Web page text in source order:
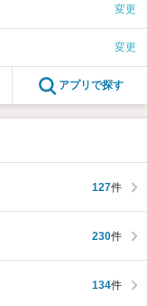
変更
変更
アプリで探す
127件
230件
134件